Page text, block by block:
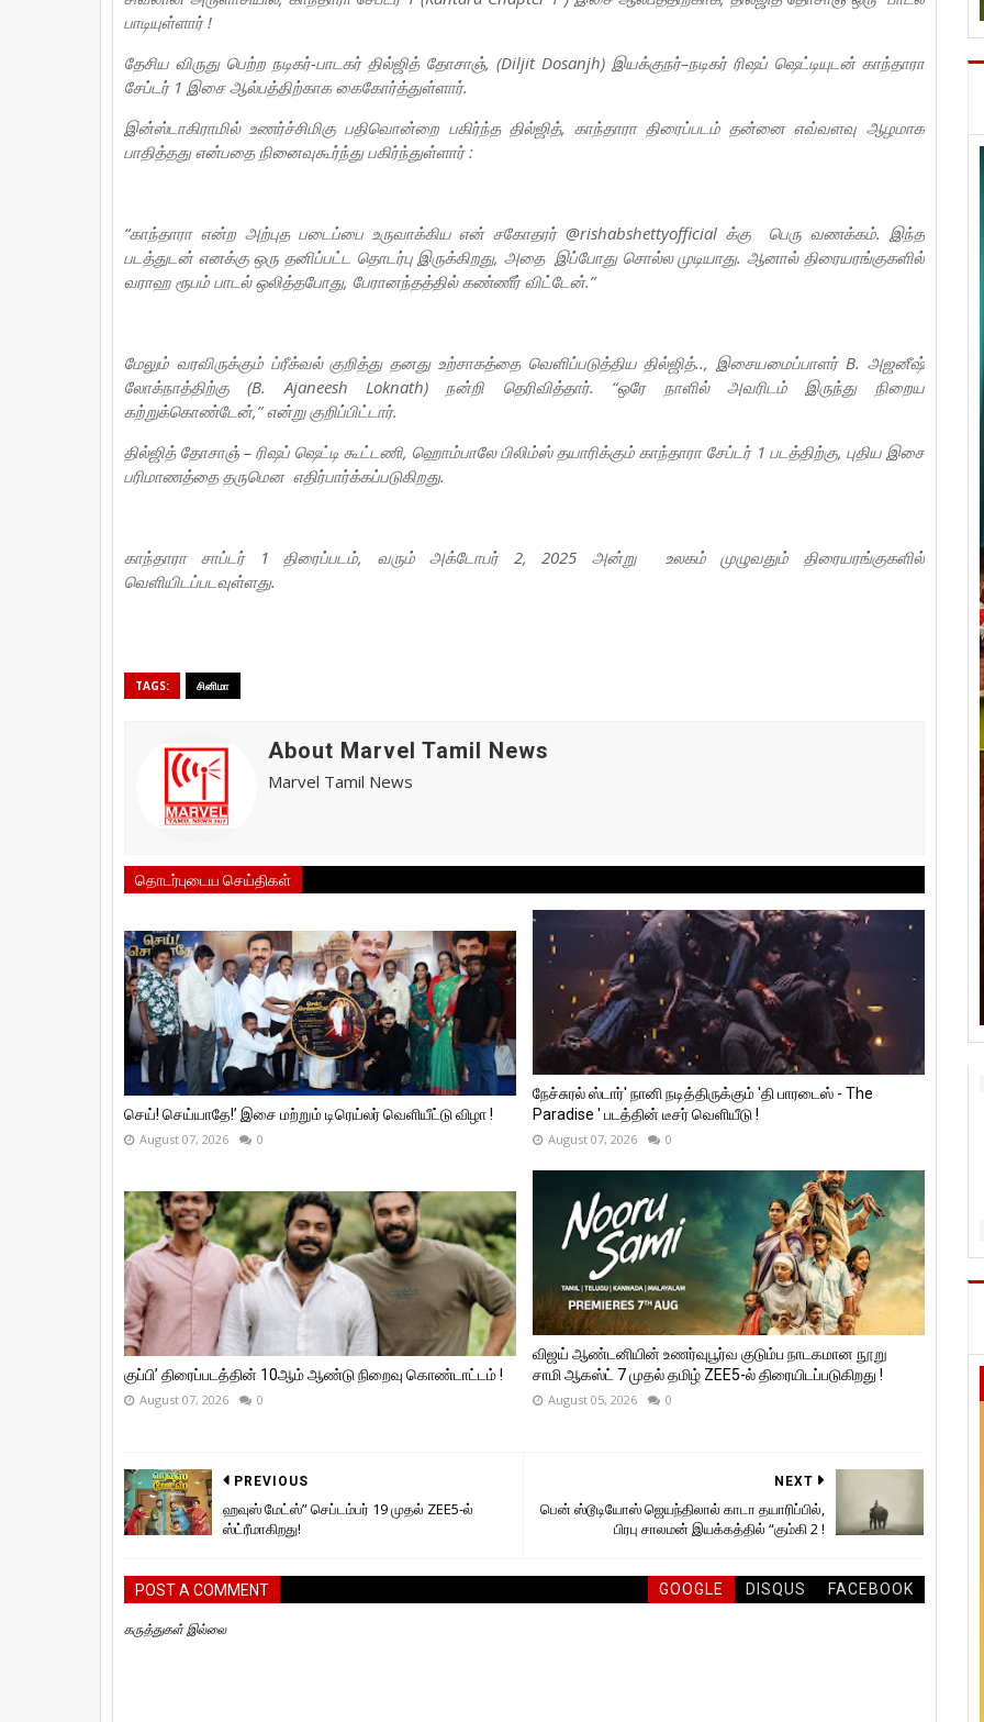
பாடியுள்ளார் !
தேசிய விருது பெற்ற நடிகர்-பாடகர் தில்ஜித் தோசாஞ், (Diljit Dosanjh) இயக்குநர்–நடிகர் ரிஷப் ஷெட்டியுடன் காந்தாரா
சேப்டர் 1 இசை ஆல்பத்திற்காக கைகோர்த்துள்ளார்.
இன்ஸ்டாகிராமில் உணர்ச்சிமிகு பதிவொன்றை பகிர்ந்த தில்ஜித், காந்தாரா திரைப்படம் தன்னை எவ்வளவு ஆழமாக
பாதித்தது என்பதை நினைவுகூர்ந்து பகிர்ந்துள்ளார் :
“காந்தாரா என்ற அற்புத படைப்பை உருவாக்கிய என் சகோதரர் @rishabshettyofficial க்கு பெரு வணக்கம். இந்த
படத்துடன் எனக்கு ஒரு தனிப்பட்ட தொடர்பு இருக்கிறது, அதை இப்போது சொல்ல முடியாது. ஆனால் திரையரங்குகளில்
வராஹ ரூபம் பாடல் ஒலித்தபோது, பேரானந்தத்தில் கண்ணீர் விட்டேன்.”
மேலும் வரவிருக்கும் ப்ரீக்வல் குறித்து தனது உற்சாகத்தை வெளிப்படுத்திய தில்ஜித்.., இசையமைப்பாளர் B. அஜனீஷ்
லோக்நாத்திற்கு (B. Ajaneesh Loknath) நன்றி தெரிவித்தார். “ஒரே நாளில் அவரிடம் இருந்து நிறைய
கற்றுக்கொண்டேன்,” என்று குறிப்பிட்டார்.
தில்ஜித் தோசாஞ் – ரிஷப் ஷெட்டி கூட்டணி, ஹொம்பாலே பிலிம்ஸ் தயாரிக்கும் காந்தாரா சேப்டர் 1 படத்திற்கு, புதிய இசை
பரிமாணத்தை தருமென எதிர்பார்க்கப்படுகிறது.
காந்தாரா சாப்டர் 1 திரைப்படம், வரும் அக்டோபர் 2, 2025 அன்று உலகம் முழுவதும் திரையரங்குகளில்
வெளியிடப்படவுள்ளது.
TAGS: சினிமா
About Marvel Tamil News
Marvel Tamil News
தொடர்புடைய செய்திகள்
செய்! செய்யாதே!’ இசை மற்றும் டிரெய்லர் வெளியீட்டு விழா !
August 07, 2026 0
நேச்சுரல் ஸ்டார்' நானி நடித்திருக்கும் 'தி பாரடைஸ் - The
Paradise ' படத்தின் டீசர் வெளியீடு !
August 07, 2026 0
குப்பி’ திரைப்படத்தின் 10ஆம் ஆண்டு நிறைவு கொண்டாட்டம் !
August 07, 2026 0
விஜய் ஆண்டனியின் உணர்வுபூர்வ குடும்ப நாடகமான நூறு
சாமி ஆகஸ்ட் 7 முதல் தமிழ் ZEE5-ல் திரையிடப்படுகிறது !
August 05, 2026 0
NEXT
பென் ஸ்டூடியோஸ் ஜெயந்திலால் காடா தயாரிப்பில்,
பிரபு சாலமன் இயக்கத்தில் “கும்கி 2 !
PREVIOUS
ஹவுஸ் மேட்ஸ்” செப்டம்பர் 19 முதல் ZEE5-ல்
ஸ்ட்ரீமாகிறது!
POST A COMMENT GOOGLE DISQUS FACEBOOK
கருத்துகள் இல்லை